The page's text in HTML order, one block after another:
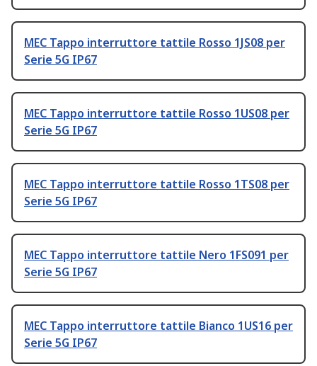
MEC Tappo interruttore tattile Rosso 1JS08 per
Serie 5G IP67
MEC Tappo interruttore tattile Rosso 1US08 per
Serie 5G IP67
MEC Tappo interruttore tattile Rosso 1TS08 per
Serie 5G IP67
MEC Tappo interruttore tattile Nero 1FS091 per
Serie 5G IP67
MEC Tappo interruttore tattile Bianco 1US16 per
Serie 5G IP67